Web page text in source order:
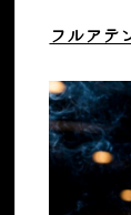
フルアテ